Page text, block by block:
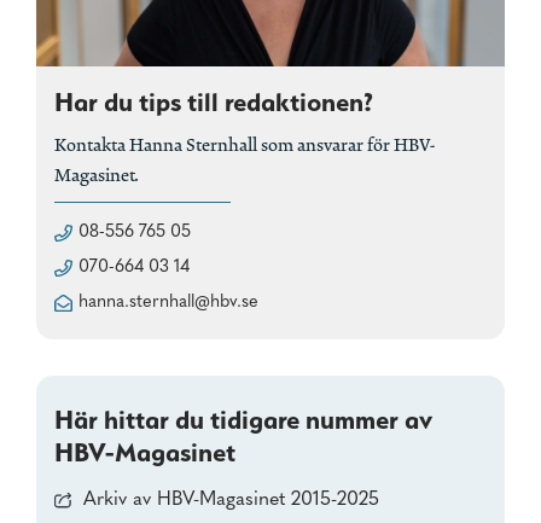
Har du tips till redaktionen?
Kontakta Hanna Sternhall som ansvarar för HBV-
Magasinet.
08-556 765 05
070-664 03 14
hanna.sternhall@hbv.se
Här hittar du tidigare nummer av
HBV-Magasinet
Arkiv av HBV-Magasinet 2015-2025